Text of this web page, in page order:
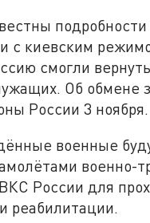
с киевским
смогли
Об обмене
России 3 ноября.
военные
военно-
России для
реабилитации.